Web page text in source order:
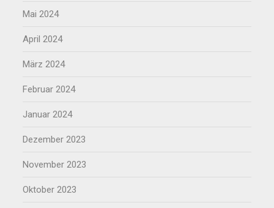
Mai 2024
April 2024
März 2024
Februar 2024
Januar 2024
Dezember 2023
November 2023
Oktober 2023